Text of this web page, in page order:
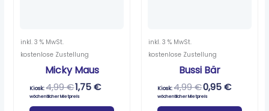
inkl. 3 % MwSt.
kostenlose Zustellung
Micky Maus
Kiosk:4,99€1,75€
wöchentlicher Mietpreis
inkl. 3 % MwSt.
kostenlose Zustellung
Bussi Bär
Kiosk:4,99€0,95€
wöchentlicher Mietpreis